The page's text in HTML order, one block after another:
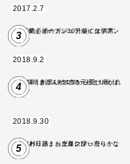
2017.2.7
3
2018.9.2
4
2018.9.30
5